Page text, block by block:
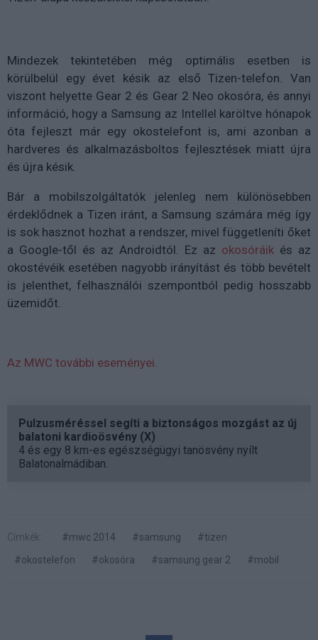
Mindezek tekintetében még optimális esetben is
körülbelül egy évet késik az első Tizen-telefon. Van
viszont helyette Gear 2 és Gear 2 Neo okosóra, és annyi
információ, hogy a Samsung az Intellel karöltve hónapok
óta fejleszt már egy okostelefont is, ami azonban a
hardveres és alkalmazásboltos fejlesztések miatt újra
és újra késik.
Bár a mobilszolgáltatók jelenleg nem különösebben
érdeklődnek a Tizen iránt, a Samsung számára még így
is sok hasznot hozhat a rendszer, mivel függetleníti őket
a Google-től és az Androidtól. Ez az okosóráik és az
okostévéik esetében nagyobb irányítást és több bevételt
is jelenthet, felhasználói szempontból pedig hosszabb
üzemidőt.
Az MWC további eseményei.
Pulzusméréssel segíti a biztonságos mozgást az új
balatoni kardioösvény (X)
4 és egy 8 km-es egészségügyi tanösvény nyílt
Balatonalmádiban.
Címkék: #mwc 2014 #samsung
#tizen
#okostelefon
#okosóra #samsung gear 2 #mobil